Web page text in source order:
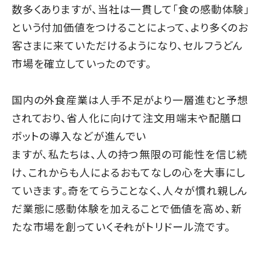
数多くありますが、当社は一貫して「食の感動体験」
という付加価値をつけることによって、より多くのお
客さまに来ていただけるようになり、セルフうどん
市場を確立していったのです。
国内の外食産業は人手不足がより一層進むと予想
されており、省人化に向けて注文用端末や配膳ロ
ボットの導入などが進んでい
ますが、私たちは、人の持つ無限の可能性を信じ続
け、これからも人によるおもてなしの心を大事にし
ていきます。奇をてらうことなく、人々が慣れ親しん
だ業態に感動体験を加えることで価値を高め、新
たな市場を創っていく――それがトリドール流です。